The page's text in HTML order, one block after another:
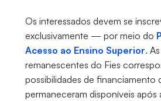
Os interessados devem se
exclusivamente — por meio do
Acesso ao Ensino Superior.
remanescentes do Fies
possibilidades de financiamento
permaneceram disponíveis após